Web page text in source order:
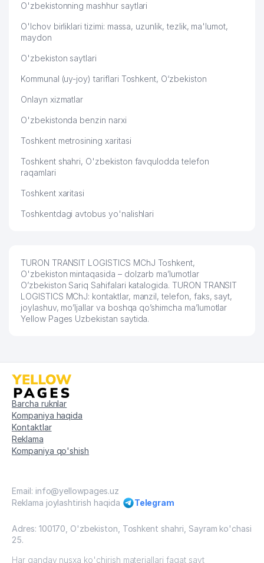
O'zbekistonning mashhur saytlari
O'lchov birliklari tizimi: massa, uzunlik, tezlik, ma'lumot,
maydon
O'zbekiston saytlari
Kommunal (uy-joy) tariflari Toshkent, O‘zbekiston
Onlayn xizmatlar
O'zbekistonda benzin narxi
Toshkent metrosining xaritasi
Toshkent shahri, O'zbekiston favqulodda telefon
raqamlari
Toshkent xaritasi
Toshkentdagi avtobus yo'nalishlari
TURON TRANSIT LOGISTICS MChJ Toshkent,
O'zbekiston mintaqasida – dolzarb ma’lumotlar
O’zbekiston Sariq Sahifalari katalogida. TURON TRANSIT
LOGISTICS MChJ: kontaktlar, manzil, telefon, faks, sayt,
joylashuv, mo’ljallar va boshqa qo’shimcha ma’lumotlar
Yellow Pages Uzbekistan saytida.
Barcha ruknlar
Kompaniya haqida
Kontaktlar
Reklama
Kompaniya qo'shish
Email: info@yellowpages.uz
Reklama joylashtirish haqida
Telegram
Adres: 100170, O'zbekiston, Toshkent shahri, Sayram ko'chasi
25.
Har qanday nusxa ko'chirish materiallari faqat sayt